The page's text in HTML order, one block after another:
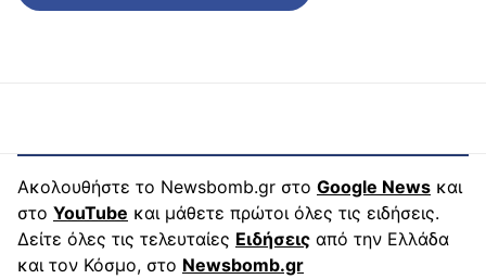
Ακολουθήστε το Newsbomb.gr στο Google News και
στο YouTube και μάθετε πρώτοι όλες τις ειδήσεις.
Δείτε όλες τις τελευταίες Ειδήσεις από την Ελλάδα
και τον Κόσμο, στο Newsbomb.gr